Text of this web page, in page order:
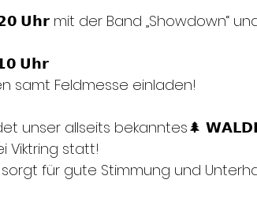
𝗨𝗵𝗿 mit der Band „Showdown“
𝗨𝗵𝗿
samt Feldmesse einladen!
unser allseits bekanntes🌲
Viktring statt!
sorgt für gute Stimmung und